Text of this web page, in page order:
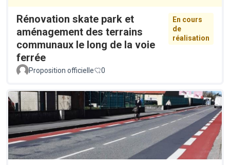
Rénovation skate park et
aménagement des terrains
communaux le long de la voie
ferrée
En cours
de
réalisation
Proposition officielle 0